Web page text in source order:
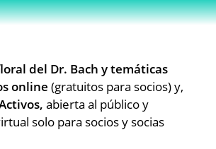
del Dr. Bach y temáticas
online (gratuitos para socios) y,
abierta al público y
solo para socios y socias